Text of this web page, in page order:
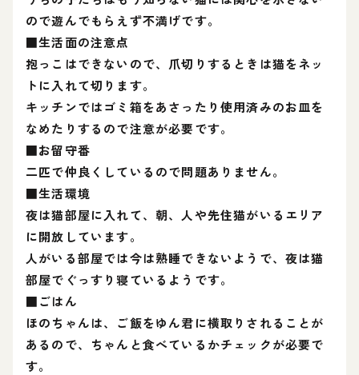
ので遊んでもらえず不満げです。
■生活面の注意点
抱っこはできないので、爪切りするときは猫をネッ
トに入れて切ります。
キッチンではゴミ箱をあさったり使用済みのお皿を
なめたりするので注意が必要です。
■お留守番
二匹で仲良くしているので問題ありません。
■生活環境
夜は猫部屋に入れて、朝、人や先住猫がいるエリア
に開放しています。
人がいる部屋では今は熟睡できないようで、夜は猫
部屋でぐっすり寝ているようです。
■ごはん
ほのちゃんは、ご飯をゆん君に横取りされることが
あるので、ちゃんと食べているかチェックが必要で
す。